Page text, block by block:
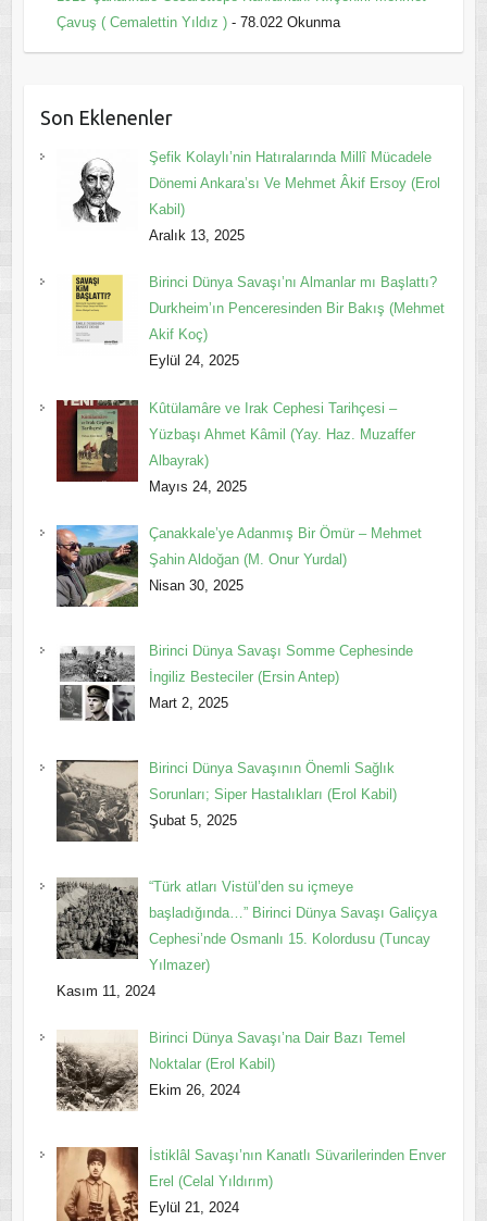
Çavuş ( Cemalettin Yıldız )- 78.022 Okunma
Son Eklenenler
Şefik Kolaylı’nin Hatıralarında Millî Mücadele
Dönemi Ankara’sı Ve Mehmet Âkif Ersoy (Erol
Kabil)
Aralık 13, 2025
Birinci Dünya Savaşı’nı Almanlar mı Başlattı?
Durkheim’ın Penceresinden Bir Bakış (Mehmet
Akif Koç)
Eylül 24, 2025
Kûtülamâre ve Irak Cephesi Tarihçesi –
Yüzbaşı Ahmet Kâmil (Yay. Haz. Muzaffer
Albayrak)
Mayıs 24, 2025
Çanakkale’ye Adanmış Bir Ömür – Mehmet
Şahin Aldoğan (M. Onur Yurdal)
Nisan 30, 2025
Birinci Dünya Savaşı Somme Cephesinde
İngiliz Besteciler (Ersin Antep)
Mart 2, 2025
Birinci Dünya Savaşının Önemli Sağlık
Sorunları; Siper Hastalıkları (Erol Kabil)
Şubat 5, 2025
“Türk atları Vistül’den su içmeye
başladığında…” Birinci Dünya Savaşı Galiçya
Cephesi’nde Osmanlı 15. Kolordusu (Tuncay
Yılmazer)
Kasım 11, 2024
Birinci Dünya Savaşı’na Dair Bazı Temel
Noktalar (Erol Kabil)
Ekim 26, 2024
İstiklâl Savaşı’nın Kanatlı Süvarilerinden Enver
Erel (Celal Yıldırım)
Eylül 21, 2024